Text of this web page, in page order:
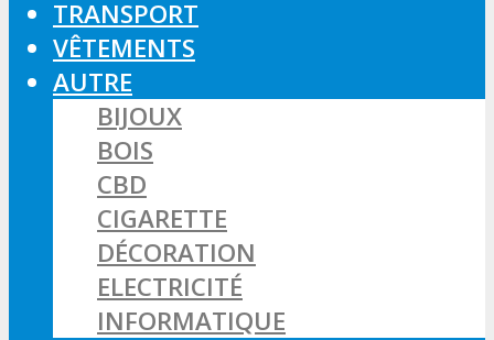
TRANSPORT
VÊTEMENTS
AUTRE
BIJOUX
BOIS
CBD
CIGARETTE
DÉCORATION
ELECTRICITÉ
INFORMATIQUE